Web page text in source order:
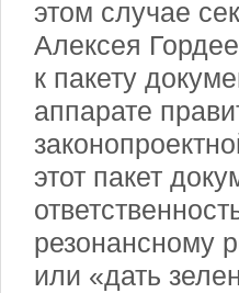
этом случае
Алексея
к пакету
аппарате
этот пакет
резонансному
или «дать